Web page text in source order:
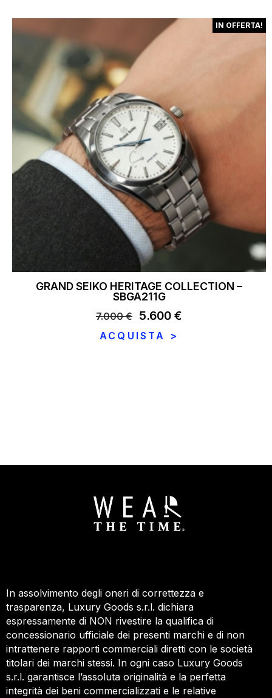
IN OFFERTA!
GRAND SEIKO HERITAGE COLLECTION –
SBGA211G
7.000€
Il
prezzo
5.600 €
ACQUISTA >
In assolvimento degli oneri di correttezza e
trasparenza, Luxury Goods s.r.l. dichiara
espressamente di NON rivestire la qualifica di
concessionario ufficiale dei presenti marchi e di non
intrattenere rapporti commerciali diretti con le società
titolari dei marchi stessi. In ogni caso Luxury Goods
s.r.l. garantisce l’assoluta originalità e la perfetta
integrità dei beni commercializzati e le relative